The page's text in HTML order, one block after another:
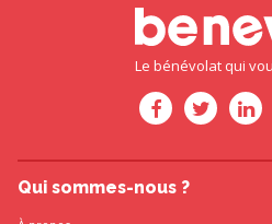
Le bénévolat qui
Qui sommes-nous ?